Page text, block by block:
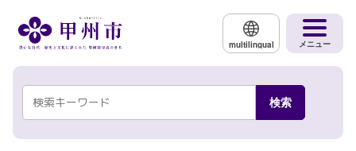
multilingual メニュー